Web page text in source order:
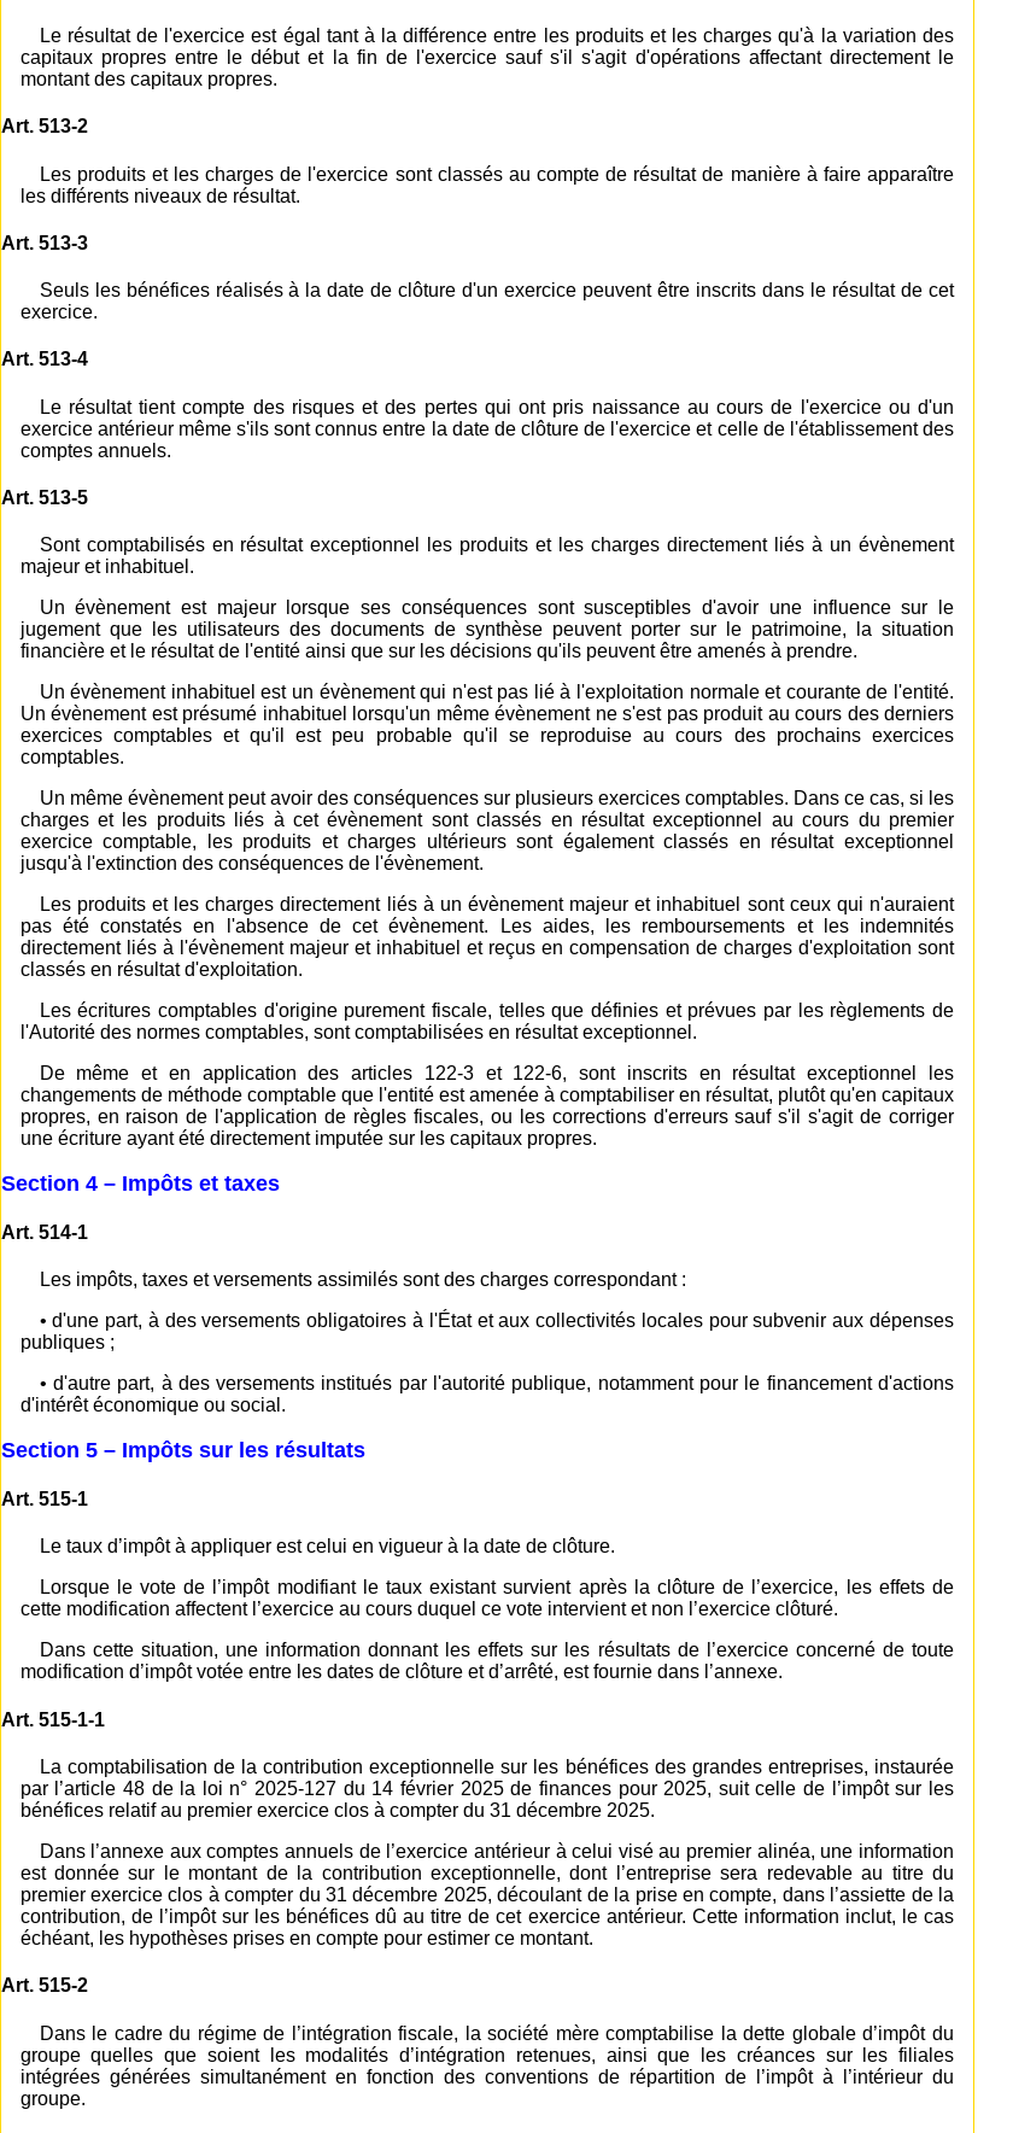
Le résultat de l'exercice est égal tant à la différence entre les produits et les charges qu'à la variation des
capitaux propres entre le début et la fin de l'exercice sauf s'il s'agit d'opérations affectant directement le
montant des capitaux propres.
Art. 513-2
Les produits et les charges de l'exercice sont classés au compte de résultat de manière à faire apparaître
les différents niveaux de résultat.
Art. 513-3
Seuls les bénéfices réalisés à la date de clôture d'un exercice peuvent être inscrits dans le résultat de cet
exercice.
Art. 513-4
Le résultat tient compte des risques et des pertes qui ont pris naissance au cours de l'exercice ou d'un
exercice antérieur même s'ils sont connus entre la date de clôture de l'exercice et celle de l'établissement des
comptes annuels.
Art. 513-5
Sont comptabilisés en résultat exceptionnel les produits et les charges directement liés à un évènement
majeur et inhabituel.
Un évènement est majeur lorsque ses conséquences sont susceptibles d'avoir une influence sur le
jugement que les utilisateurs des documents de synthèse peuvent porter sur le patrimoine, la situation
financière et le résultat de l'entité ainsi que sur les décisions qu'ils peuvent être amenés à prendre.
Un évènement inhabituel est un évènement qui n'est pas lié à l'exploitation normale et courante de l'entité.
Un évènement est présumé inhabituel lorsqu'un même évènement ne s'est pas produit au cours des derniers
exercices comptables et qu'il est peu probable qu'il se reproduise au cours des prochains exercices
comptables.
Un même évènement peut avoir des conséquences sur plusieurs exercices comptables. Dans ce cas, si les
charges et les produits liés à cet évènement sont classés en résultat exceptionnel au cours du premier
exercice comptable, les produits et charges ultérieurs sont également classés en résultat exceptionnel
jusqu'à l'extinction des conséquences de l'évènement.
Les produits et les charges directement liés à un évènement majeur et inhabituel sont ceux qui n'auraient
pas été constatés en l'absence de cet évènement. Les aides, les remboursements et les indemnités
directement liés à l'évènement majeur et inhabituel et reçus en compensation de charges d'exploitation sont
classés en résultat d'exploitation.
Les écritures comptables d'origine purement fiscale, telles que définies et prévues par les règlements de
l'Autorité des normes comptables, sont comptabilisées en résultat exceptionnel.
De même et en application des articles 122-3 et 122-6, sont inscrits en résultat exceptionnel les
changements de méthode comptable que l'entité est amenée à comptabiliser en résultat, plutôt qu'en capitaux
propres, en raison de l'application de règles fiscales, ou les corrections d'erreurs sauf s'il s'agit de corriger
une écriture ayant été directement imputée sur les capitaux propres.
Section 4 – Impôts et taxes
Art. 514-1
Les impôts, taxes et versements assimilés sont des charges correspondant :
• d'une part, à des versements obligatoires à l'État et aux collectivités locales pour subvenir aux dépenses
publiques ;
• d'autre part, à des versements institués par l'autorité publique, notamment pour le financement d'actions
d'intérêt économique ou social.
Section 5 – Impôts sur les résultats
Art. 515-1
Le taux d’impôt à appliquer est celui en vigueur à la date de clôture.
Lorsque le vote de l’impôt modifiant le taux existant survient après la clôture de l’exercice, les effets de
cette modification affectent l’exercice au cours duquel ce vote intervient et non l’exercice clôturé.
Dans cette situation, une information donnant les effets sur les résultats de l’exercice concerné de toute
modification d’impôt votée entre les dates de clôture et d’arrêté, est fournie dans l’annexe.
Art. 515-1-1
La comptabilisation de la contribution exceptionnelle sur les bénéfices des grandes entreprises, instaurée
par l’article 48 de la loi n° 2025-127 du 14 février 2025 de finances pour 2025, suit celle de l’impôt sur les
bénéfices relatif au premier exercice clos à compter du 31 décembre 2025.
Dans l’annexe aux comptes annuels de l’exercice antérieur à celui visé au premier alinéa, une information
est donnée sur le montant de la contribution exceptionnelle, dont l’entreprise sera redevable au titre du
premier exercice clos à compter du 31 décembre 2025, découlant de la prise en compte, dans l’assiette de la
contribution, de l’impôt sur les bénéfices dû au titre de cet exercice antérieur. Cette information inclut, le cas
échéant, les hypothèses prises en compte pour estimer ce montant.
Art. 515-2
Dans le cadre du régime de l’intégration fiscale, la société mère comptabilise la dette globale d’impôt du
groupe quelles que soient les modalités d’intégration retenues, ainsi que les créances sur les filiales
intégrées générées simultanément en fonction des conventions de répartition de l’impôt à l’intérieur du
groupe.